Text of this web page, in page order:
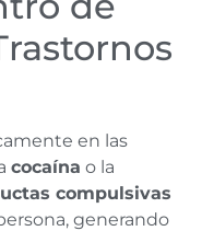
en las
cocaína o la
compulsivas
generando